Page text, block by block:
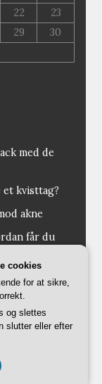
22
23
29
30
med de
kvisttag?
akne
får du
giver
cookies
for at sikre,
og slettes
slutter eller efter